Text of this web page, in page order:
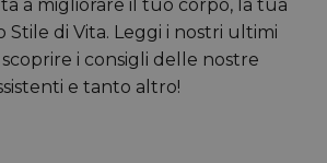
a migliorare il tuo corpo, la tua
Stile di Vita. Leggi i nostri ultimi
i consigli delle nostre
e tanto altro!